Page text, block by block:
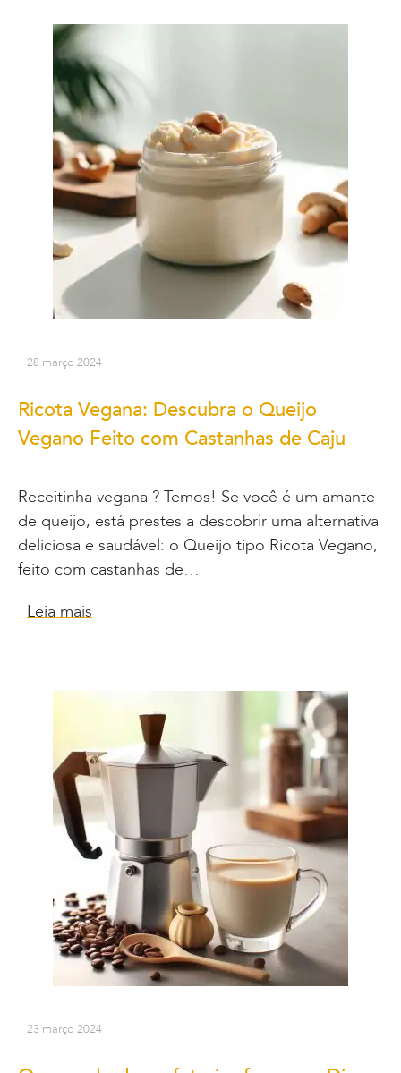
28 março 2024
Ricota Vegana: Descubra o Queijo
Vegano Feito com Castanhas de Caju
Receitinha vegana ? Temos! Se você é um amante
de queijo, está prestes a descobrir uma alternativa
deliciosa e saudável: o Queijo tipo Ricota Vegano,
feito com castanhas de…
Leia mais
23 março 2024